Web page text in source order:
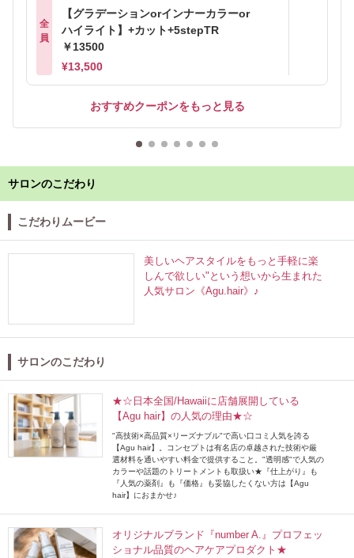
全
員
【グラデーションorインナーカラーor
ハイライト】+カット+5stepTR
￥13500
¥13,500
おすすめクーポンをもっと見る
サロンのこだわり
こだわりムービー
美しいヘアスタイルをもっと手軽に楽
しんで欲しい"という想いから生まれた
人気サロン《Agu.hair》♪
サロンのこだわり
★☆日本全国/Hawaiiに店舗展開している
【Agu hair】の人気の理由★☆
"高技術×高品質×リーズナブル"で高い口コミ人気を誇る
【Agu hair】。コンセプトは有名店の卓越された技術や厳
選材料を通いやすい料金で提供すること。"透明感"で人気の
カラーや話題のトリートメントも取扱い★『仕上がり』も
『人気の薬剤』も『価格』も妥協したくない方は【Agu
hair】におまかせ♪
オリジナルブランド『number A.』プロフェッ
ショナル品質のヘアケアプロダクト★